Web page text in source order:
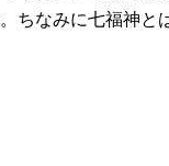
ちなみに七福神と